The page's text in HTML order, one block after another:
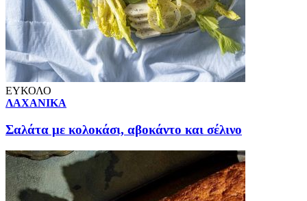
ΕΥΚΟΛΟ
ΛΑΧΑΝΙΚΑ
Σαλάτα με κολοκάσι, αβοκάντο και σέλινο